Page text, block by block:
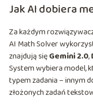
Jak AI dobiera
Za każdym
AI Math Solver
znajdują sięGemini 2.0,
System wybiera model,
typem zadania – innym
złożonych zadań